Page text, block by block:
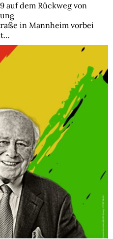
auf dem Rückweg von
in Mannheim vorbei